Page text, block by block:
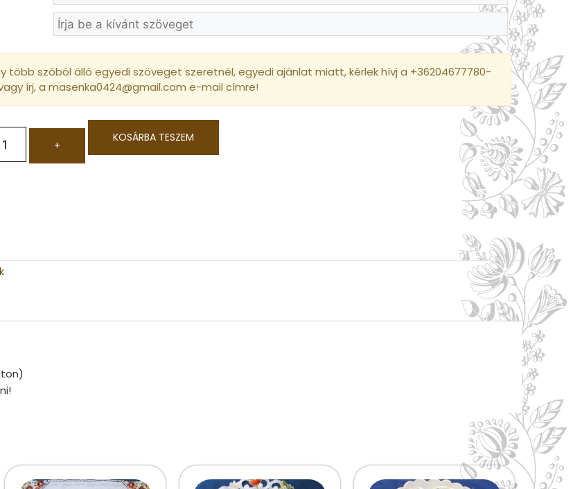
több szóból álló egyedi szöveget szeretnél, egyedi ajánlat miatt, kérlek hívj a +36204677780-
írj, a masenka0424@gmail.com e-mail címre!
+
KOSÁRBA TESZEM